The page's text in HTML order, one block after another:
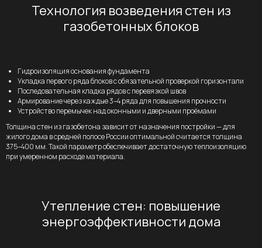
Технология возведения стен из
газобетонных блоков
Гидроизоляция основания фундамента
Укладка первого ряда блоков с обязательной проверкой горизонтали
Последовательная кладка рядов с перевязкой швов
Армирование через каждые 3–4 ряда для повышения прочности
Устройство перемычек над оконными и дверными проёмами
Толщина стен из газобетона зависит от назначения постройки — для
жилого дома в средней полосе России оптимальной считается толщина
375–400 мм. Такой параметр обеспечивает достаточную теплоизоляцию
при умеренном расходе материала.
Утепление стен: повышение
энергоэффективности дома